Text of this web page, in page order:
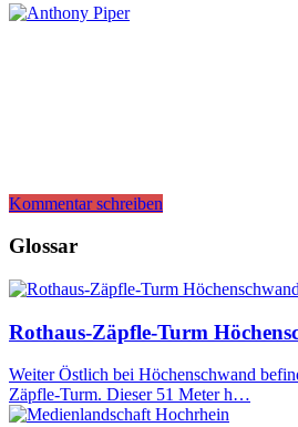
Kommentar schreiben
Glossar
Rothaus-Zäpfle-Turm
Weiter Östlich bei Höchenschwand
Zäpfle-Turm. Dieser 51 Meter h…